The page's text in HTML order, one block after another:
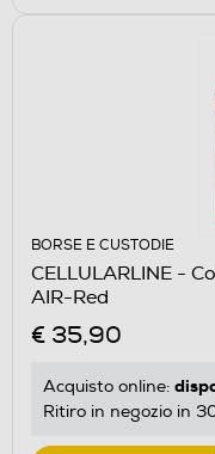
BORSE E CUSTODIE
CELLULARLINE -
AIR-Red
€ 35,90
Acquisto online:
Ritiro in negozio in